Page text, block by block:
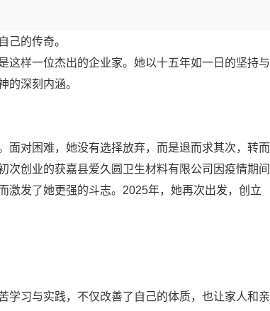
己的传奇。
这样一位杰出的企业家。她以十五年如一日的坚持与
的深刻内涵。
面对困难，她没有选择放弃，而是退而求其次，转而
次创业的获嘉县爱久圆卫生材料有限公司因疫情期间
激发了她更强的斗志。2025年，她再次出发，创立
学习与实践，不仅改善了自己的体质，也让家人和亲